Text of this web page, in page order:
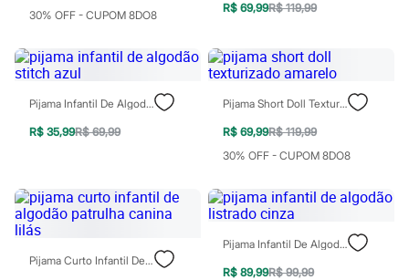
Patrulha Canina
Stitch
Beleza
Kits
Perfumes árabes
Novidades
Cabelos
Shampoo
Tratamento
Cuidados com o corpo
Protetor solar
30% OFF - CUPOM 8DO8
R$ 69,99R$ 119,99
Pijama Infantil De Algodão Stitch Azul
R$ 35,99R$ 69,99
Pijama Short Doll Texturizado Amarelo
R$ 69,99R$ 119,99
30% OFF - CUPOM 8DO8
Pijama Curto Infantil De Algodão Patrulha Canina Lilás
Pijama Infantil De Algodão Listrado Cinza
R$ 89,99R$ 99,99